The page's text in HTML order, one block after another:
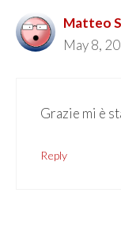
Matteo
May 8,
Grazie mi è
Reply